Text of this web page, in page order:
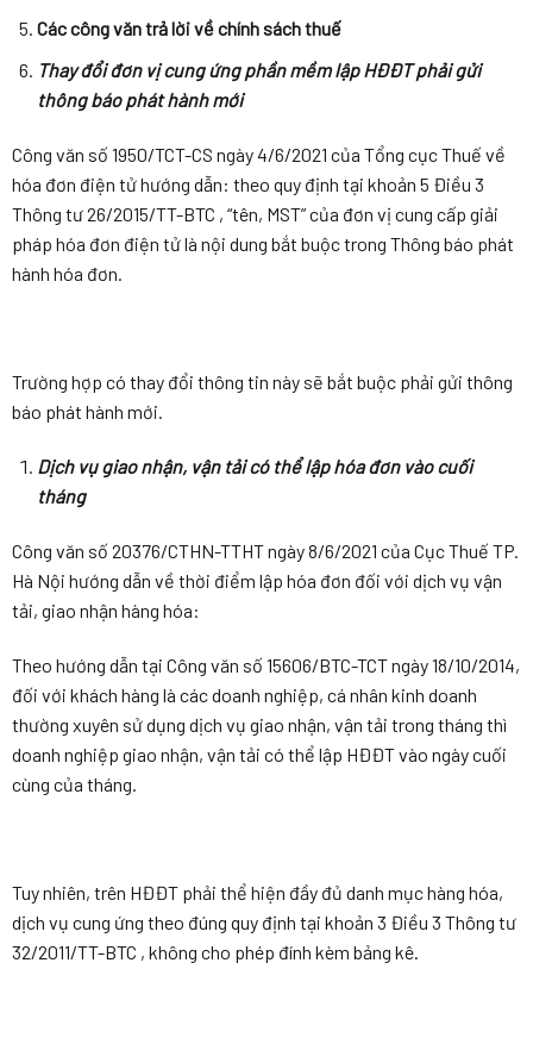
Các công văn trả lời về chính sách thuế
Thay đổi đơn vị cung ứng phần mềm lập HĐĐT phải gửi
thông báo phát hành mới
Công văn số 1950/TCT-CS ngày 4/6/2021 của Tổng cục Thuế về
hóa đơn điện tử hướng dẫn: theo quy định tại khoản 5 Điều 3
Thông tư 26/2015/TT-BTC , “tên, MST” của đơn vị cung cấp giải
pháp hóa đơn điện tử là nội dung bắt buộc trong Thông báo phát
hành hóa đơn.
Trường hợp có thay đổi thông tin này sẽ bắt buộc phải gửi thông
báo phát hành mới.
Dịch vụ giao nhận, vận tải có thể lập hóa đơn vào cuối
tháng
Công văn số 20376/CTHN-TTHT ngày 8/6/2021 của Cục Thuế TP.
Hà Nội hướng dẫn về thời điểm lập hóa đơn đối với dịch vụ vận
tải, giao nhận hàng hóa:
Theo hướng dẫn tại Công văn số 15606/BTC-TCT ngày 18/10/2014,
đối với khách hàng là các doanh nghiệp, cá nhân kinh doanh
thường xuyên sử dụng dịch vụ giao nhận, vận tải trong tháng thì
doanh nghiệp giao nhận, vận tải có thể lập HĐĐT vào ngày cuối
cùng của tháng.
Tuy nhiên, trên HĐĐT phải thể hiện đầy đủ danh mục hàng hóa,
dịch vụ cung ứng theo đúng quy định tại khoản 3 Điều 3 Thông tư
32/2011/TT-BTC , không cho phép đính kèm bảng kê.